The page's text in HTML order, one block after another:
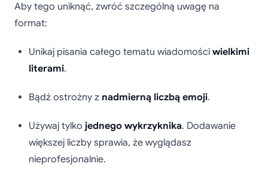
Aby tego uniknąć, zwróć szczególną uwagę na
format:
Unikaj pisania całego tematu wiadomości wielkimi
literami.
Bądź ostrożny z nadmierną liczbą emoji.
Używaj tylko jednego wykrzyknika. Dodawanie
większej liczby sprawia, że wyglądasz
nieprofesjonalnie.